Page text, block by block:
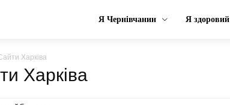
Я Чернівчанин Я здоровий
Харківа
Харківа